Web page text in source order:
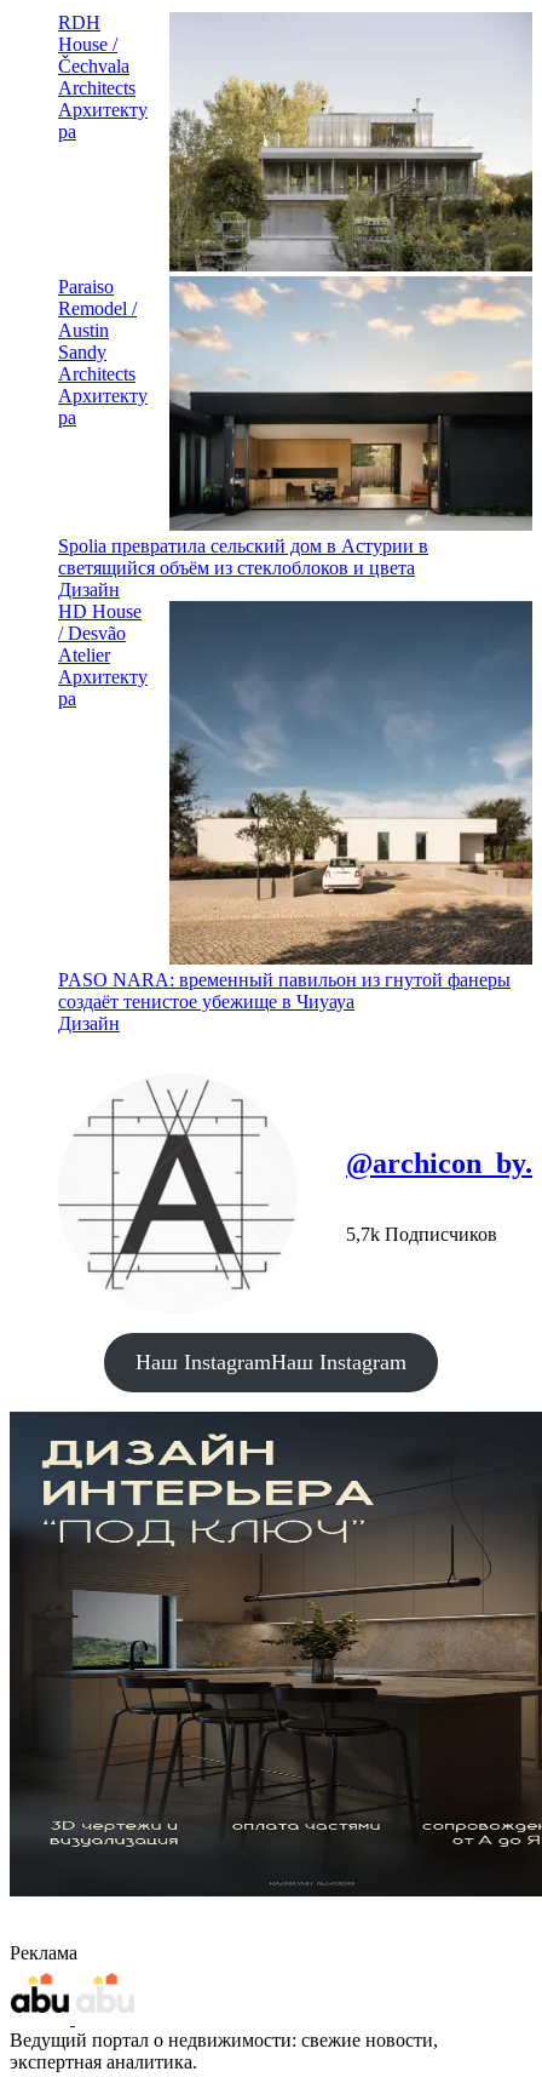
RDH
House /
Čechvala
Architects
Архитекту
ра
Paraiso
Remodel /
Austin
Sandy
Architects
Архитекту
ра
Spolia превратила сельский дом в Астурии в
светящийся объём из стеклоблоков и цвета
Дизайн
HD House
/ Desvão
Atelier
Архитекту
ра
PASO NARA: временный павильон из гнутой фанеры
создаёт тенистое убежище в Чиуауа
Дизайн
@archicon_by.
5,7k Подписчиков
Наш InstagramНаш Instagram
Реклама
Ведущий портал о недвижимости: свежие новости,
экспертная аналитика.